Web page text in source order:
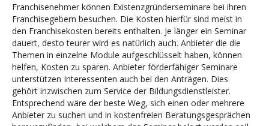
Franchisenehmer können Existenzgründerseminare bei ihren
Franchisegebern besuchen. Die Kosten hierfür sind meist in
den Franchisekosten bereits enthalten. Je länger ein Seminar
dauert, desto teurer wird es natürlich auch. Anbieter die die
Themen in einzelne Module aufgeschlüsselt haben, können
helfen, Kosten zu sparen. Anbieter förderfähiger Seminare
unterstützen Interessenten auch bei den Anträgen. Dies
gehört inzwischen zum Service der Bildungsdienstleister.
Entsprechend wäre der beste Weg, sich einen oder mehrere
Anbieter zu suchen und in kostenfreien Beratungsgesprächen